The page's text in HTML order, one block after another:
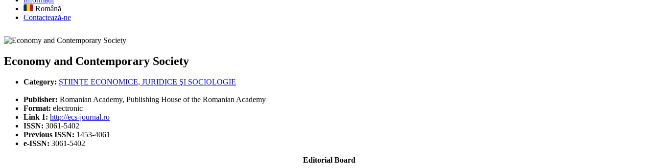
Română
Contactează-ne
Economy and Contemporary Society
Category: ȘTIINȚE ECONOMICE, JURIDICE ŞI SOCIOLOGIE
Publisher: Romanian Academy, Publishing House of the Romanian Academy
Format: electronic
Link 1: http://ecs-journal.ro
ISSN: 3061-5402
Previous ISSN: 1453-4061
e-ISSN: 3061-5402
Editorial Board